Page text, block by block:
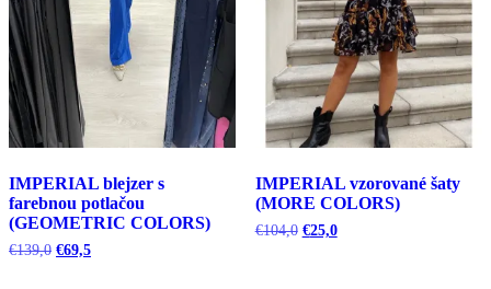
IMPERIAL blejzer s
farebnou potlačou
(GEOMETRIC COLORS)
€139,0 Pôvodná
€69,5Aktuálna
IMPERIAL vzorované šaty
(MORE COLORS)
€104,0 Pôvodná
€25,0Aktuálna